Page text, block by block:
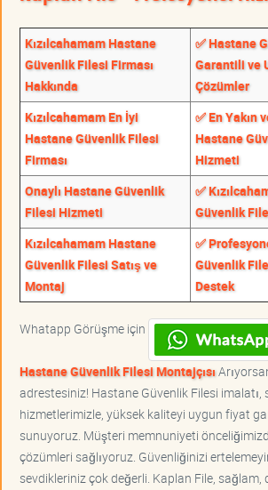
Kızılcahamam Hastane
Güvenlik Filesi Firması
Hakkında
✅ Hastane
Garantili ve
Çözümler
Kızılcahamam En İyi
Hastane Güvenlik Filesi
Firması
✅ En Yakın
Hastane
Hizmeti
Onaylı Hastane Güvenlik
Filesi Hizmeti
✅
Güvenlik
Kızılcahamam Hastane
Güvenlik Filesi Satış ve
Montaj
✅
Güvenlik
Destek
Whatapp Görüşme için
Hastane Güvenlik Filesi Montajçısı
adrestesiniz! Hastane Güvenlik Filesi imalatı,
hizmetlerimizle, yüksek kaliteyi uygun fiyat
sunuyoruz. Müşteri memnuniyeti
çözümleri sağlıyoruz. Güvenliğinizi
sevdikleriniz çok değerli. Kaplan File, sağlam,